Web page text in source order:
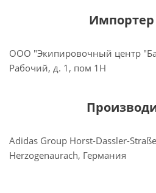
Импортер
ООО "Экипировочный центр
Рабочий, д. 1, пом 1Н
Adidas Group Horst-Dassler-
Herzogenaurach, Германия